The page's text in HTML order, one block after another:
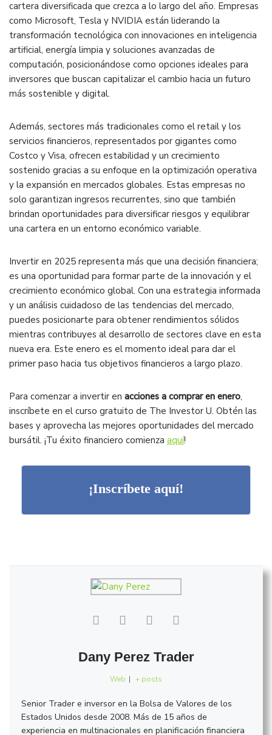
cartera diversificada que crezca a lo largo del año. Empresas
como Microsoft, Tesla y NVIDIA están liderando la
transformación tecnológica con innovaciones en inteligencia
artificial, energía limpia y soluciones avanzadas de
computación, posicionándose como opciones ideales para
inversores que buscan capitalizar el cambio hacia un futuro
más sostenible y digital.
Además, sectores más tradicionales como el retail y los
servicios financieros, representados por gigantes como
Costco y Visa, ofrecen estabilidad y un crecimiento
sostenido gracias a su enfoque en la optimización operativa
y la expansión en mercados globales. Estas empresas no
solo garantizan ingresos recurrentes, sino que también
brindan oportunidades para diversificar riesgos y equilibrar
una cartera en un entorno económico variable.
Invertir en 2025 representa más que una decisión financiera;
es una oportunidad para formar parte de la innovación y el
crecimiento económico global. Con una estrategia informada
y un análisis cuidadoso de las tendencias del mercado,
puedes posicionarte para obtener rendimientos sólidos
mientras contribuyes al desarrollo de sectores clave en esta
nueva era. Este enero es el momento ideal para dar el
primer paso hacia tus objetivos financieros a largo plazo.
Para comenzar a invertir en acciones a comprar en enero,
inscríbete en el curso gratuito de The Investor U. Obtén las
bases y aprovecha las mejores oportunidades del mercado
bursátil. ¡Tu éxito financiero comienza aquí!
¡Inscríbete aquí!
Dany Perez Trader
Web | + posts
Senior Trader e inversor en la Bolsa de Valores de los
Estados Unidos desde 2008. Más de 15 años de
experiencia en multinacionales en planificación financiera